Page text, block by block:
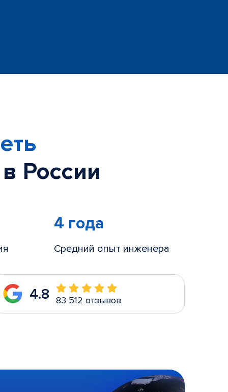
России
4 года
Средний опыт инженера
4.8 83 512 отзывов